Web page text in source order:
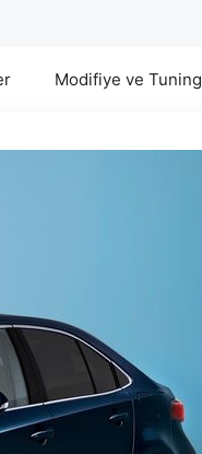
Modifiye ve Tuning